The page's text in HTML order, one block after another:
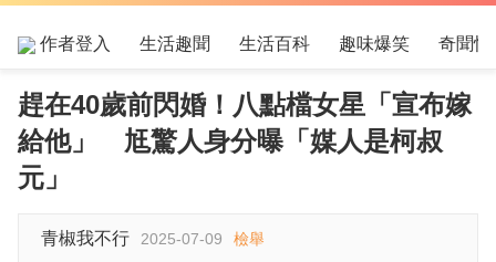
作者登入 生活趣聞 生活百科 趣味爆笑 奇聞怪
趕在40歲前閃婚！八點檔女星「宣布嫁
給他」 尪驚人身分曝「媒人是柯叔
元」
青椒我不行 2025-07-09 檢舉